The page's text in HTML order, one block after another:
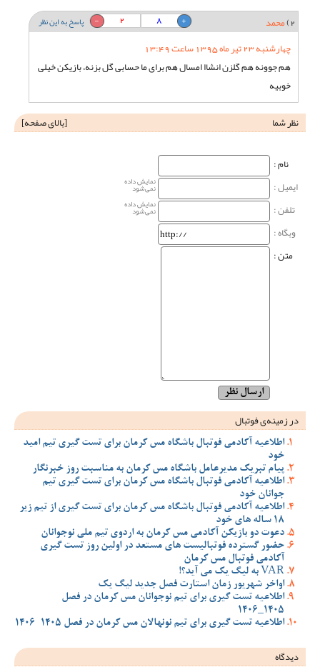
2) محمد پاسخ به این نظر 2
8
چهارشنبه 23 تیر ماه 1395 ساعت 13:49
هم جوونه هم گلزن انشاا امسال هم برای ما حسابی گل بزنه، بازیکن خیلی
خوبیه
نظر شما
[بالای صفحه]
نام‌ :
ایمیل :
نمایش داده
نمی‌شود
تلفن : نمایش داده
نمی‌شود
وبگاه‌ :
متن :
در زمینه‌ی فوتبال
اطلاعیه آکادمی فوتبال باشگاه مس کرمان برای تست گیری تیم امید
خود
پیام تبریک مدیرعامل باشگاه مس کرمان به مناسبت روز خبرنگار
اطلاعیه آکادمی فوتبال باشگاه مس کرمان برای تست گیری تیم
جوانان خود
اطلاعیه آکادمی فوتبال باشگاه مس کرمان برای تست گیری از تیم زیر
18 ساله های خود
دعوت دو بازیکن آکادمی مس کرمان به اردوی تیم ملی نوجوانان
حضور گسترده فوتبالیست های مستعد در اولین روز تست گیری
آکادمی فوتبال مس کرمان
VAR به لیگ یک می آید؟!
اواخر شهریور زمان استارت فصل جدید لیگ یک
اطلاعیه تست گیری برای تیم نوجوانان مس کرمان در فصل
1405_1406
اطلاعیه تست گیری برای تیم نونهالان مس کرمان در فصل 1405-1406
دیدگاه